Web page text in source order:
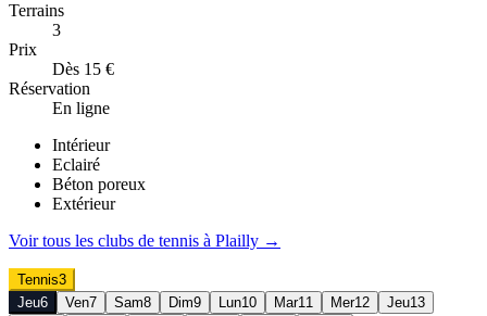
Terrains
3
Prix
Dès 15 €
Réservation
En ligne
Intérieur
Eclairé
Béton poreux
Extérieur
Voir tous les clubs de tennis à Plailly →
Tennis3
Jeu6 Ven7 Sam8 Dim9 Lun10 Mar11 Mer12 Jeu13